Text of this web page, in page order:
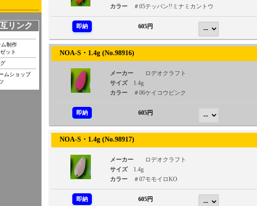
リンク
ム制作
ット
ムショップ
カラー
＃05テッパン!!ミナミカントウ
即納 605円
NOA-S・1.4g (No.98916)
メーカー
ロデオクラフト
サイズ
1.4g
カラー
＃06ケイコウピンク
即納 605円
NOA-S・1.4g (No.98917)
メーカー
ロデオクラフト
サイズ
1.4g
カラー
＃07モモイロKO
即納 605円